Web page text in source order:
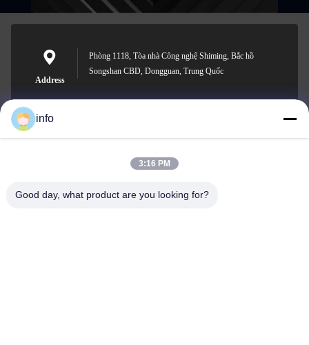
Address
Phòng 1118, Tòa nhà Công nghệ Shiming, Bắc hồ
Songshan CBD, Dongguan, Trung Quốc
info
3:16 PM
Good day, what product are you looking for?